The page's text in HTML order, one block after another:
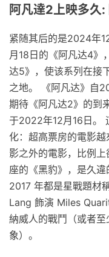
阿凡達2上映多久
紧随其后的是2024年
月18日的《阿凡达4》
达5》，使该系列在接
之地。 《阿凡达》自
期待《阿凡达2》的到
于2022年12月16日。
化：超高票房的電影
影之外的電影，比例
座的《黑豹》，是久
2017 年都是星戰題材
Lang 飾演 Miles
納威人的戰鬥（或者
象）。